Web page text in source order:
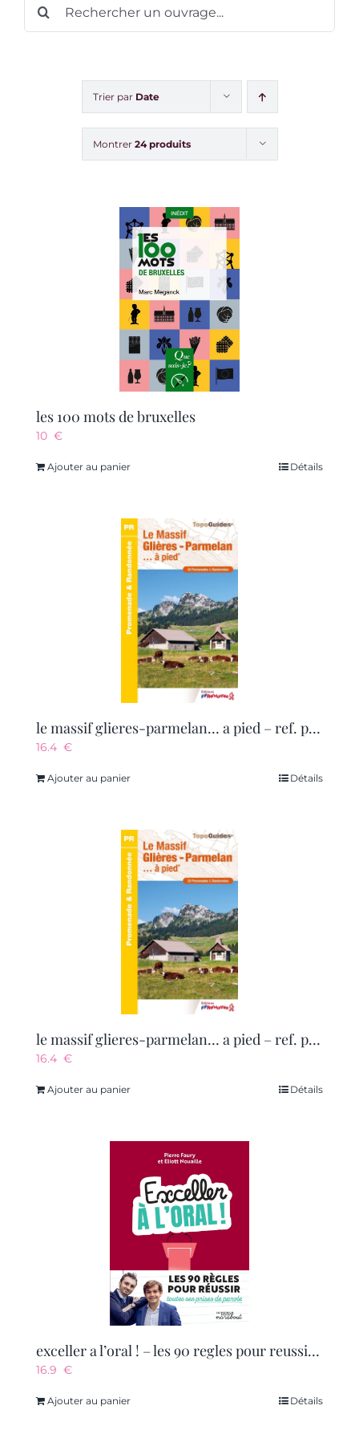
Trier par Date
Montrer 24 produits
les 100 mots de bruxelles
10 €
Ajouter au panier Détails
le massif glieres-parmelan… a pied – ref. p743
16.4 €
Ajouter au panier Détails
le massif glieres-parmelan… a pied – ref. p743
16.4 €
Ajouter au panier Détails
exceller a l’oral ! – les 90 regles pour reussir toutes ses prises de parole
16.9 €
Ajouter au panier Détails